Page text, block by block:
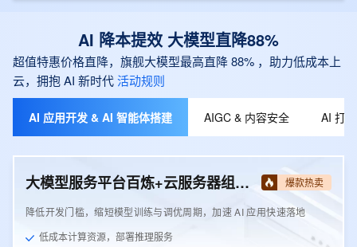
AI 降本提效 大模型直降88%
超值特惠价格直降，旗舰大模型最高直降 88% ，助力低成本上
云，拥抱 AI 新时代活动规则
AI 应用开发 & AI 智能体搭建 AIGC & 内容安全 AI 打
大模型服务平台百炼+云服务器组合套餐 爆款热卖
降低开发门槛，缩短模型训练与调优周期，加速 AI 应用快速落地
低成本计算资源，部署推理服务